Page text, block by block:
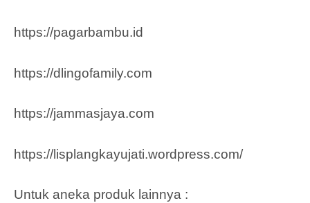
https://pagarbambu.id
https://dlingofamily.com
https://jammasjaya.com
https://lisplangkayujati.wordpress.com/
Untuk aneka produk lainnya :